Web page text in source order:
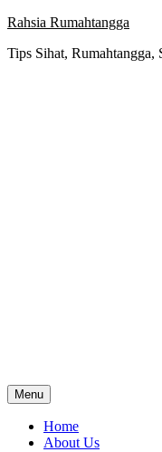
Skip
content
Rahsia Rumahtangga
Tips Sihat, Rumahtangga,
Menu
Home
About Us